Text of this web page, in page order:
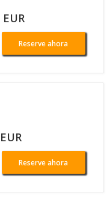
Reserve ahora
Reserve ahora